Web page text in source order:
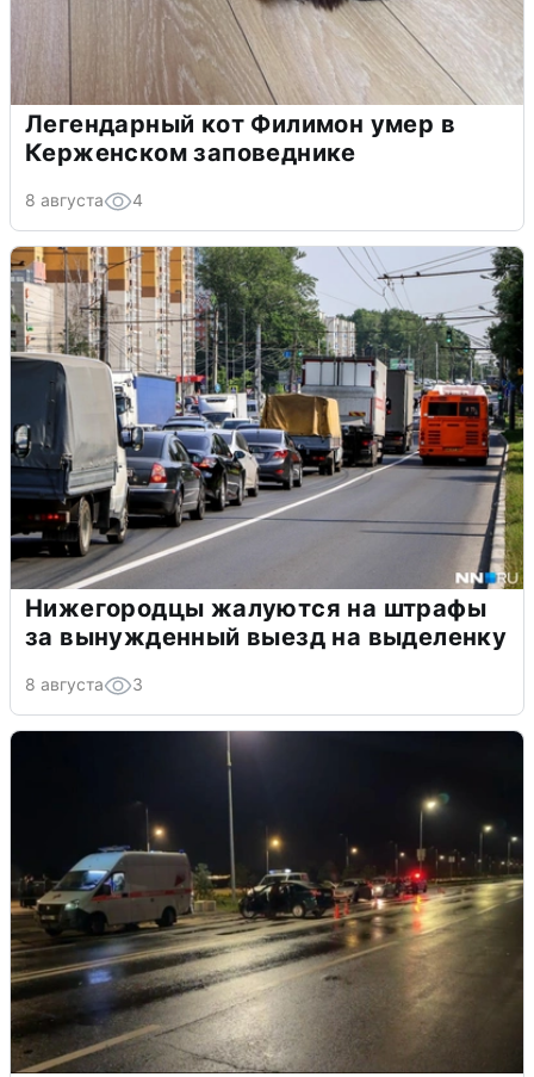
Легендарный кот Филимон умер в
Керженском заповеднике
8 августа 4
Нижегородцы жалуются на штрафы
за вынужденный выезд на выделенку
8 августа 3